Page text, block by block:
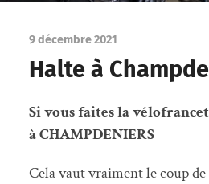
9 décembre 2021
Halte à
Si vous faites la
à CHAMPDENIERS
Cela vaut vraiment le coup